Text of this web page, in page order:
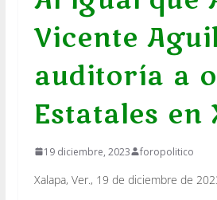
Vicente
auditoría a
Estatales en
19 diciembre, 2023 foropolitico
Xalapa, Ver., 19 de diciembre de